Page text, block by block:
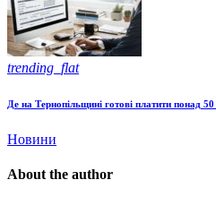
trending_flat
Де на Тернопільщині готові платити понад 50
Новини
About the author